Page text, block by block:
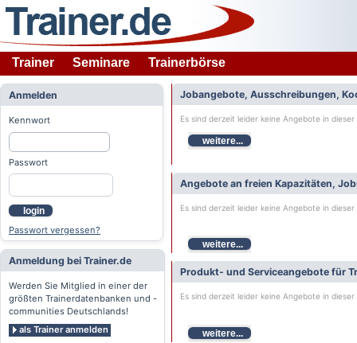
Trainer Seminare Trainerbörse
Anmelden
Kennwort
Passwort
login
Passwort vergessen?
Anmeldung bei Trainer.de
Werden Sie Mitglied in einer der
größten Trainerdatenbanken und -
communities Deutschlands!
als Trainer anmelden
Jobangebote, Ausschreibungen,
Es sind derzeit leider keine Angebote in
weitere...
Angebote an freien Kapazitäten,
Es sind derzeit leider keine Angebote in
weitere...
Produkt- und Serviceangebote für
Es sind derzeit leider keine Angebote in
weitere...